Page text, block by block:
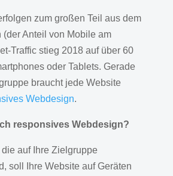
zum großen Teil aus dem
(der Anteil von Mobile am
Traffic stieg 2018 auf über 60
oder Tablets. Gerade
braucht jede Website
Webdesign.
responsives Webdesign?
die auf Ihre Zielgruppe
soll Ihre Website auf Geräten